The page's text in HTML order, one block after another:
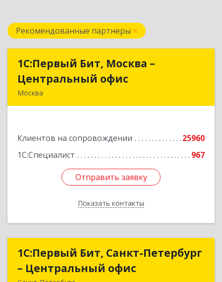
Рекомендованные партнеры
1С:Первый Бит, Москва –
Центральный офис
Москва
Клиентов на сопровождении
25960
1С:Специалист
967
Отправить заявку
Показать контакты
1С:Первый Бит, Москва –
Центральный офис
Отправить заявку
Назад
1С:Первый Бит, Санкт-Петербург
– Центральный офис
1С:Первый Бит, Санкт-Петербург
– Центральный офис